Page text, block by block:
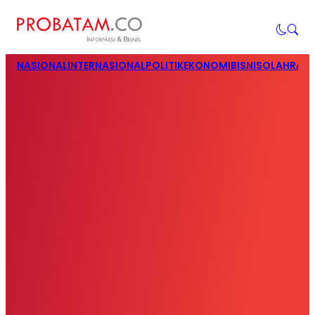
NASIONALINTERNASIONALPOLITIKEKONOMIBISNIS